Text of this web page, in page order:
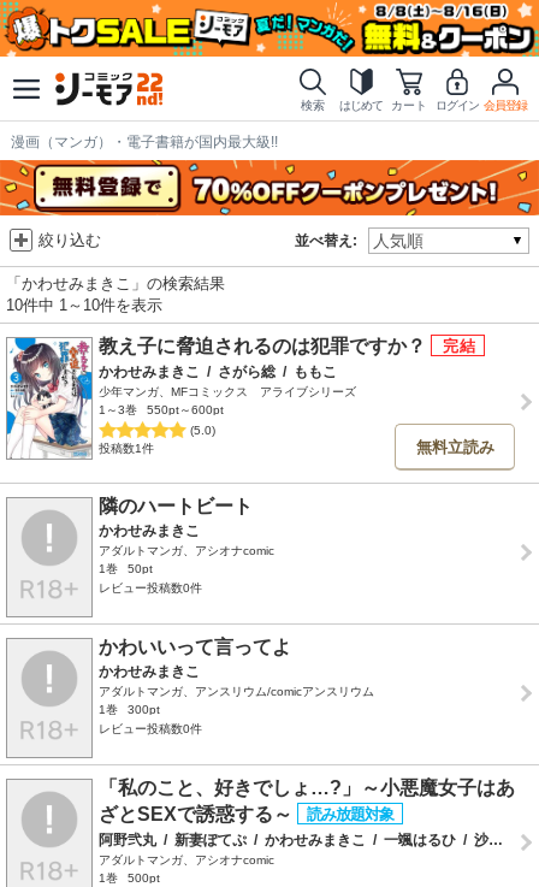
検索 はじめて カート ログイン 会員登録
漫画（マンガ）・電子書籍が国内最大級!!
並べ替え:
絞り込む
「かわせみまきこ」の検索結果
10件中 1～10件を表示
教え子に脅迫されるのは犯罪ですか？
かわせみまきこ / さがら総 / ももこ
少年マンガ、MFコミックス アライブシリーズ
1～3巻
550pt～600pt
(5.0)
投稿数1件
無料立読み
隣のハートビート
かわせみまきこ
アダルトマンガ、アシオナcomic
1巻
50pt
レビュー投稿数0件
かわいいって言ってよ
かわせみまきこ
アダルトマンガ、アンスリウム/comicアンスリウム
1巻
300pt
レビュー投稿数0件
「私のこと、好きでしょ…?」～小悪魔女子はあ
ざとSEXで誘惑する～
阿野弐丸 / 新妻ぽてぷ / かわせみまきこ / 一颯はるひ / 沙ノ樹 /
アダルトマンガ、アシオナcomic
1巻
500pt